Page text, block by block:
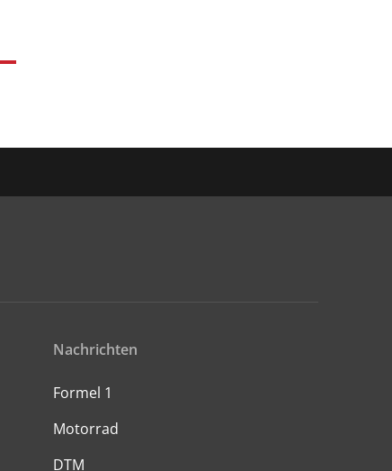
Nachrichten
Formel 1
Motorrad
DTM